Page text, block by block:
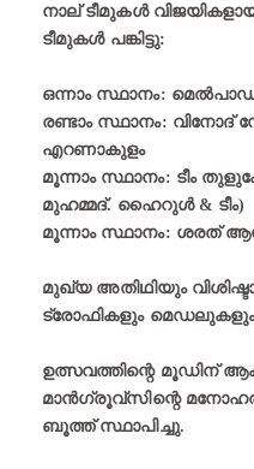
നാല് ടീമുകൾ
ടീമുകൾ പങ്കിട്ടു:
ഒന്നാം സ്ഥാനം:
രണ്ടാം സ്ഥാനം: വിനോദ്
എറണാകുളം
മൂന്നാം സ്ഥാനം: ടീം
മുഹമ്മദ്. ഹൈറുൾ & ടീം)
മൂന്നാം സ്ഥാനം: ശരത്‌
മുഖ്യ അതിഥിയും
ട്രോഫികളും മെഡലുകളും
ഉത്സവത്തിന്റെ മൂഡിന്
മാൻഗ്രൂവ്സിന്റെ
ബൂത്ത് സ്ഥാപിച്ചു.